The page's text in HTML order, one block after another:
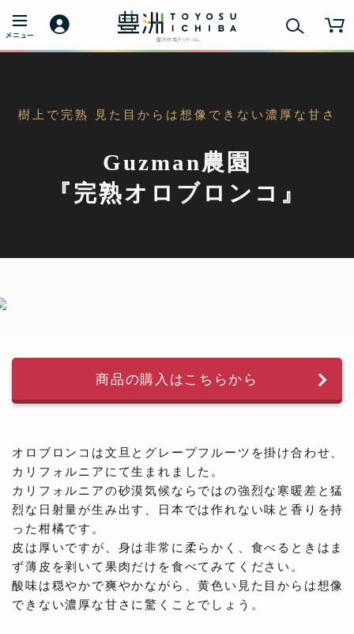
樹上で完熟 見た目からは想像できない濃厚な甘さ
Guzman農園
『完熟オロブロンコ』
商品の購入はこちらから
オロブロンコは文旦とグレープフルーツを掛け合わせ、
カリフォルニアにて生まれました。
カリフォルニアの砂漠気候ならではの強烈な寒暖差と猛
烈な日射量が生み出す、日本では作れない味と香りを持
った柑橘です。
皮は厚いですが、身は非常に柔らかく、食べるときはま
ず薄皮を剥いて果肉だけを食べてみてください。
酸味は穏やかで爽やかながら、黄色い見た目からは想像
できない濃厚な甘さに驚くことでしょう。